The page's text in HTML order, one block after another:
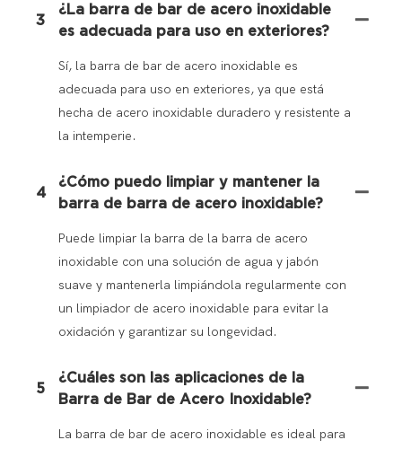
3
¿La barra de bar de acero inoxidable
es adecuada para uso en exteriores?
Sí, la barra de bar de acero inoxidable es
adecuada para uso en exteriores, ya que está
hecha de acero inoxidable duradero y resistente a
la intemperie.
4
¿Cómo puedo limpiar y mantener la
barra de barra de acero inoxidable?
Puede limpiar la barra de la barra de acero
inoxidable con una solución de agua y jabón
suave y mantenerla limpiándola regularmente con
un limpiador de acero inoxidable para evitar la
oxidación y garantizar su longevidad.
5
¿Cuáles son las aplicaciones de la
Barra de Bar de Acero Inoxidable?
La barra de bar de acero inoxidable es ideal para